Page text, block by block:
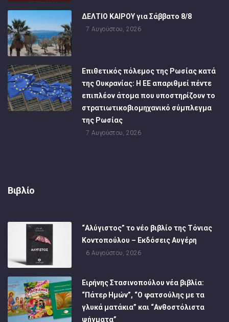
ΔΕΛΤΙΟ ΚΑΙΡΟΥ για Σάββατο 8/8
7 Αυγούστου, 2026
Επιθετικός πόλεμος της Ρωσίας κατά
της Ουκρανίας: Η ΕΕ απαριθμεί πέντε
επιπλέον άτομα που υποστηρίζουν το
στρατιωτικοβιομηχανικό σύμπλεγμα
της Ρωσίας
7 Αυγούστου, 2026
Βιβλίο
“Αλύγιστος” το νέο βιβλίο της Τόνιας
Κοντοπούλου – Εκδόσεις Αυγέρη
6 Αυγούστου, 2026
Ειρήνης Στασινοπούλου νέα βιβλία:
“Πάτερ Ημών”, “Ο φατσούλης με τα
γλυκά ματάκια” και “Ανθοστόλιστα
ψήγματα”